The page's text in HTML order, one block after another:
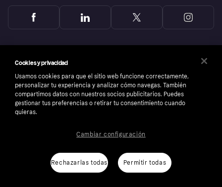
Número de empresa: 556737-0431
Aviso Sobre CookiesKlarna.com
Cookies y privacidad
Usamos cookies para que el sitio web funcione correctamente,
personalizar tu experiencia y analizar cómo navegas. También
compartimos datos con nuestros socios publicitarios. Puedes
gestionar tus preferencias o retirar tu consentimiento cuando
quieras.
Rechazarlas todas Permitir todas
Cambiar configuración